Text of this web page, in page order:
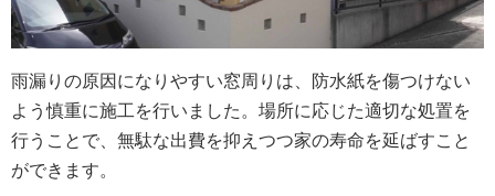
雨漏りの原因になりやすい窓周りは、防水紙を傷つけない
よう慎重に施工を行いました。場所に応じた適切な処置を
行うことで、無駄な出費を抑えつつ家の寿命を延ばすこと
ができます。